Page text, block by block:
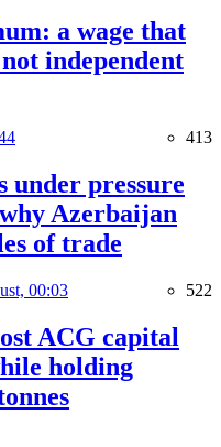
a wage that
independent
413
under pressure
Azerbaijan
of trade
00:03 522
ACG capital
holding